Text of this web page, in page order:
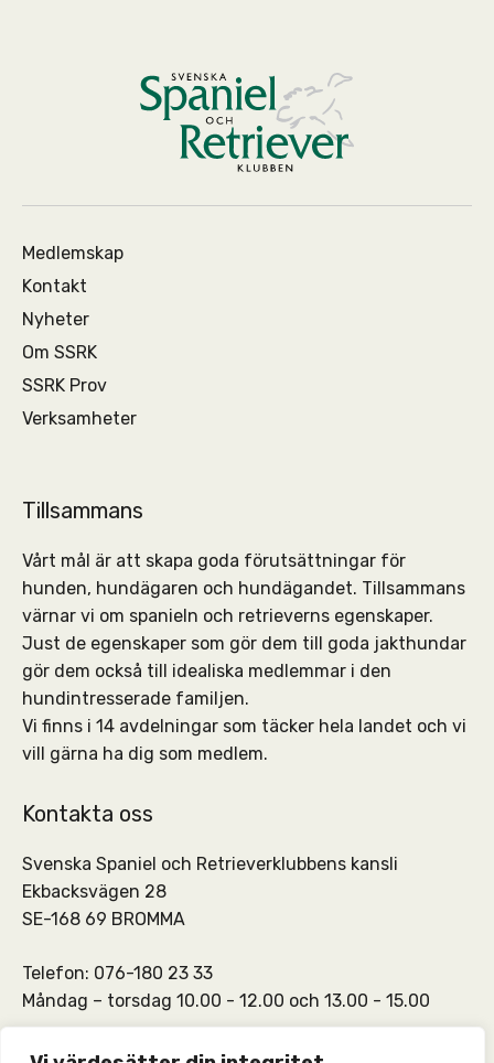
Medlemskap
Kontakt
Nyheter
Om SSRK
SSRK Prov
Verksamheter
Tillsammans
Vårt mål är att skapa goda förutsättningar för
hunden, hundägaren och hundägandet. Tillsammans
värnar vi om spanieln och retrieverns egenskaper.
Just de egenskaper som gör dem till goda jakthundar
gör dem också till idealiska medlemmar i den
hundintresserade familjen.
Vi finns i 14 avdelningar som täcker hela landet och vi
vill gärna ha dig som medlem.
Kontakta oss
Svenska Spaniel och Retrieverklubbens kansli
Ekbacksvägen 28
SE-168 69 BROMMA
Telefon: 076-180 23 33
Måndag – torsdag 10.00 - 12.00 och 13.00 - 15.00
SSRKs kansli och medlemskontakt: info@ssrk.se